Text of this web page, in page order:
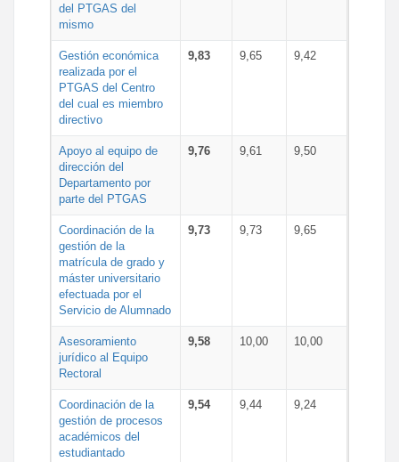
del PTGAS del
mismo
Gestión económica
realizada por el
PTGAS del Centro
del cual es miembro
directivo
9,83 9,65 9,42
Apoyo al equipo de
dirección del
Departamento por
parte del PTGAS
9,76 9,61 9,50
Coordinación de la
gestión de la
matrícula de grado y
máster universitario
efectuada por el
Servicio de Alumnado
9,73 9,73 9,65
Asesoramiento
jurídico al Equipo
Rectoral
9,58 10,00 10,00
Coordinación de la
gestión de procesos
académicos del
estudiantado
9,54 9,44 9,24